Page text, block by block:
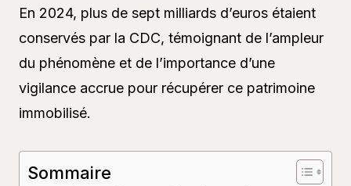
En 2024, plus de sept milliards d’euros étaient
conservés par la CDC, témoignant de l’ampleur
du phénomène et de l’importance d’une
vigilance accrue pour récupérer ce patrimoine
immobilisé.
Sommaire